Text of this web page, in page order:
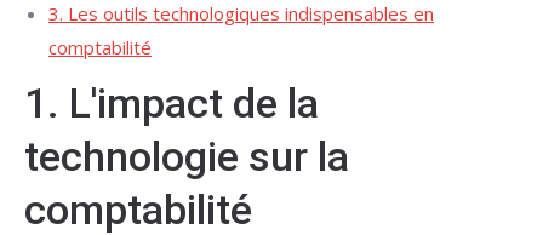
3. Les outils technologiques indispensables en
comptabilité
1. L'impact de la
technologie sur la
comptabilité